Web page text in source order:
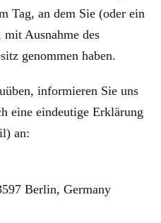
Tag, an dem Sie (oder ein
Ausnahme des
genommen haben.
informieren Sie uns
eine eindeutige Erklärung
an:
Berlin, Germany